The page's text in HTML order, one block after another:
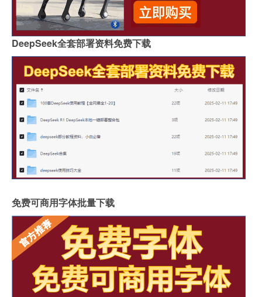
DeepSeek全套部署资料免费下载
免费可商用字体批量下载